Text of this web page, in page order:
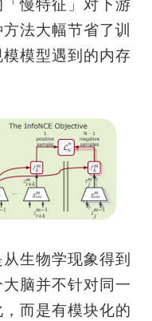
慢特征」对下游
法大幅节省了训
模型遇到的内存
生物学现象得到
脑并不针对同一
而是有模块化的